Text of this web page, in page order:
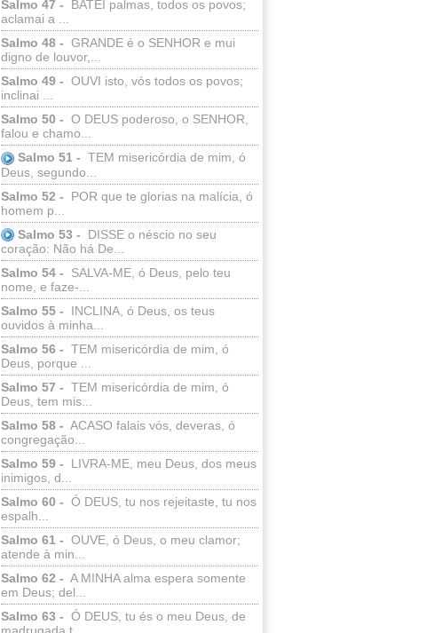
Salmo 47 -
BATEI palmas, todos os povos;
aclamai a ...
Salmo 48 - GRANDE é o SENHOR e mui
digno de louvor,...
Salmo 49 - OUVI isto, vós todos os povos;
inclinai ...
Salmo 50 - O DEUS poderoso, o SENHOR,
falou e chamo...
Salmo 51 - TEM misericórdia de mim, ó
Deus, segundo...
Salmo 52 -
POR que te glorias na malícia, ó
homem p...
Salmo 53 -
DISSE o néscio no seu
coração: Não há De...
Salmo 54 -
SALVA-ME, ó Deus, pelo teu
nome, e faze-...
Salmo 55 -
INCLINA, ó Deus, os teus
ouvidos à minha...
Salmo 56 - TEM misericórdia de mim, ó
Deus, porque ...
Salmo 57 - TEM misericórdia de mim, ó
Deus, tem mis...
Salmo 58 - ACASO falais vós, deveras, ó
congregação...
Salmo 59 -
LIVRA-ME, meu Deus, dos meus
inimigos, d...
Salmo 60 - Ó DEUS, tu nos rejeitaste, tu nos
espalh...
Salmo 61 - OUVE, ó Deus, o meu clamor;
atende à min...
Salmo 62 - A MINHA alma espera somente
em Deus; del...
Salmo 63 - Ó DEUS, tu és o meu Deus, de